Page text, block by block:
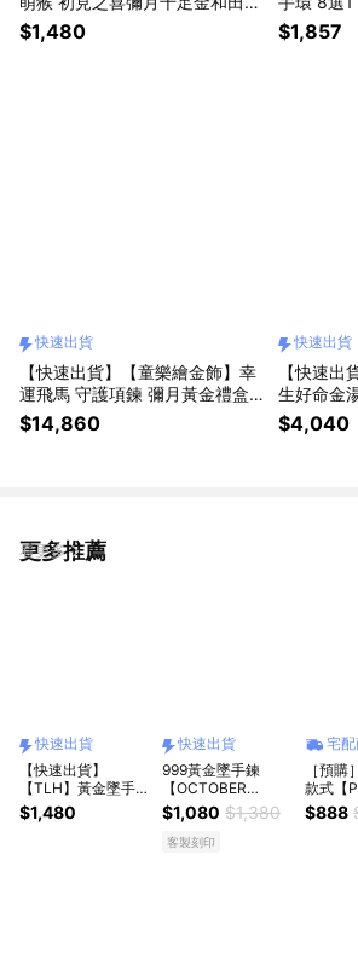
禮盒 (彌月金飾 彌月禮)
$1,480
滿月禮 足
$1,857
快速出貨
【快速出貨】【童樂繪金飾】幸
運飛馬 守護項鍊 彌月黃金禮盒
約重0.39錢±0.03 附贈馬年平安
符 (彌月金飾 彌月禮)
$14,860
快速出貨
【快速出
生好命金
約重0.08
金飾 黃金
$4,040
更多推薦
看更多
快速出貨
【快速出貨】
【TLH】黃金墜手鍊
純金999 多選 山茶
花雙鑽 約重0.03錢
$1,480
快速出貨
999黃金墜手鍊
【OCTOBER
16Th】生日禮物 閨
蜜禮物 情人節禮物
女友禮物 交換禮物
$1,080 $1,380
客製刻印
宅
［預購
款式【
Gold】
純金
$888